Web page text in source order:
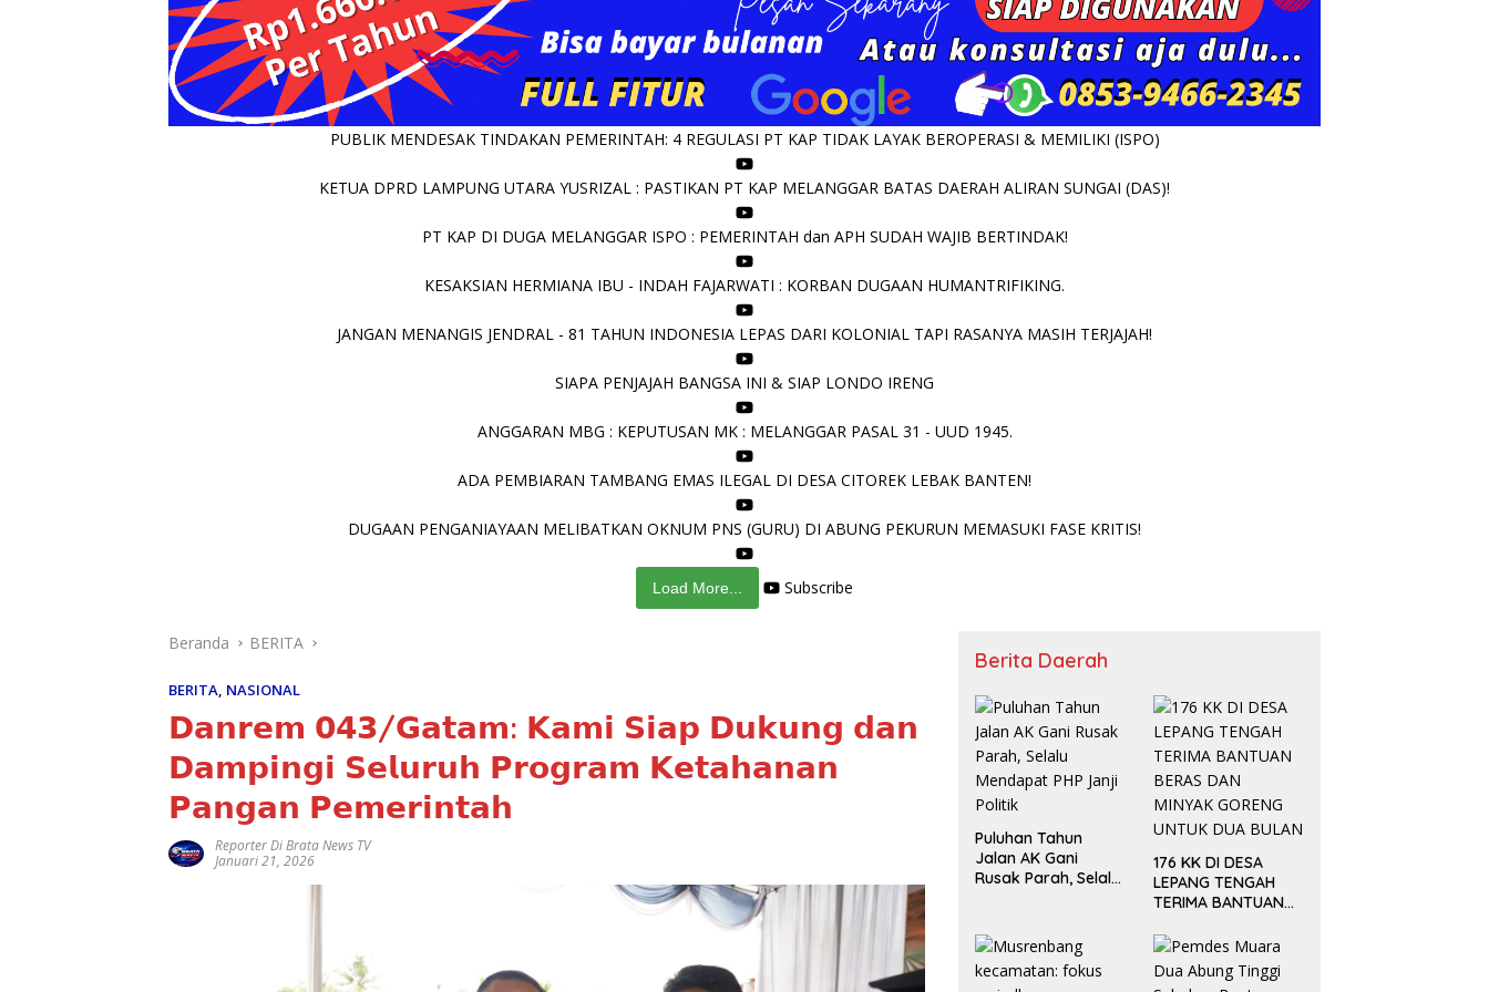
PUBLIK MENDESAK TINDAKAN PEMERINTAH: 4 REGULASI PT KAP TIDAK LAYAK BEROPERASI & MEMILIKI (ISPO)
KETUA DPRD LAMPUNG UTARA YUSRIZAL : PASTIKAN PT KAP MELANGGAR BATAS DAERAH ALIRAN SUNGAI (DAS)!
PT KAP DI DUGA MELANGGAR ISPO : PEMERINTAH dan APH SUDAH WAJIB BERTINDAK!
KESAKSIAN HERMIANA IBU - INDAH FAJARWATI : KORBAN DUGAAN HUMANTRIFIKING.
JANGAN MENANGIS JENDRAL - 81 TAHUN INDONESIA LEPAS DARI KOLONIAL TAPI RASANYA MASIH TERJAJAH!
SIAPA PENJAJAH BANGSA INI & SIAP LONDO IRENG
ANGGARAN MBG : KEPUTUSAN MK : MELANGGAR PASAL 31 - UUD 1945.
ADA PEMBIARAN TAMBANG EMAS ILEGAL DI DESA CITOREK LEBAK BANTEN!
DUGAAN PENGANIAYAAN MELIBATKAN OKNUM PNS (GURU) DI ABUNG PEKURUN MEMASUKI FASE KRITIS!
Load More... Subscribe
Beranda BERITA
BERITA, NASIONAL
𝗗𝗮𝗻𝗿𝗲𝗺 𝟬𝟰𝟯/𝗚𝗮𝘁𝗮𝗺: 𝗞𝗮𝗺𝗶 𝗦𝗶𝗮𝗽 𝗗𝘂𝗸𝘂𝗻𝗴 𝗱𝗮𝗻
𝗗𝗮𝗺𝗽𝗶𝗻𝗴𝗶 𝗦𝗲𝗹𝘂𝗿𝘂𝗵 𝗣𝗿𝗼𝗴𝗿𝗮𝗺 𝗞𝗲𝘁𝗮𝗵𝗮𝗻𝗮𝗻
𝗣𝗮𝗻𝗴𝗮𝗻 𝗣𝗲𝗺𝗲𝗿𝗶𝗻𝘁𝗮𝗵
Reporter Di Brata News TV
Januari 21, 2026
Berita Daerah
Puluhan Tahun
Jalan AK Gani
Rusak Parah, Selalu
176 KK DI DESA
LEPANG TENGAH
TERIMA BANTUAN
GORENG UNTUK
DUA BULAN